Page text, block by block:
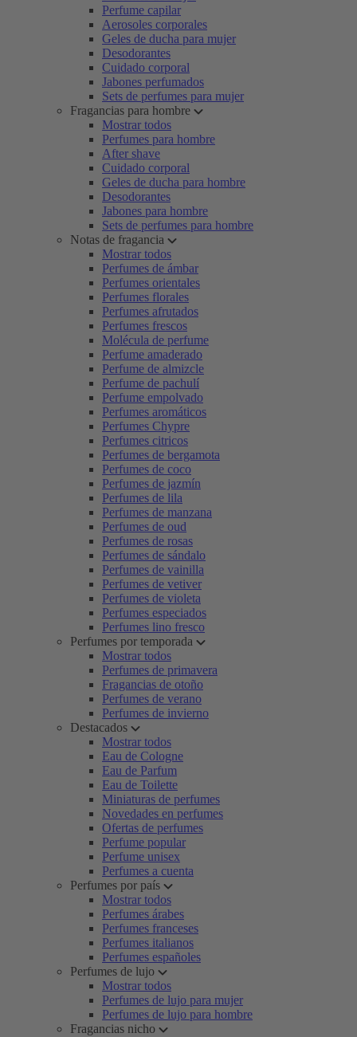
Perfume capilar
Aerosoles corporales
Geles de ducha para mujer
Desodorantes
Cuidado corporal
Jabones perfumados
Sets de perfumes para mujer
Fragancias para hombre
Mostrar todos
Perfumes para hombre
After shave
Cuidado corporal
Geles de ducha para hombre
Desodorantes
Jabones para hombre
Sets de perfumes para hombre
Notas de fragancia
Mostrar todos
Perfumes de ámbar
Perfumes orientales
Perfumes florales
Perfumes afrutados
Perfumes frescos
Molécula de perfume
Perfume amaderado
Perfume de almizcle
Perfume de pachulí
Perfume empolvado
Perfumes aromáticos
Perfumes Chypre
Perfumes citricos
Perfumes de bergamota
Perfumes de coco
Perfumes de jazmín
Perfumes de lila
Perfumes de manzana
Perfumes de oud
Perfumes de rosas
Perfumes de sándalo
Perfumes de vainilla
Perfumes de vetiver
Perfumes de violeta
Perfumes especiados
Perfumes lino fresco
Perfumes por temporada
Mostrar todos
Perfumes de primavera
Fragancias de otoño
Perfumes de verano
Perfumes de invierno
Destacados
Mostrar todos
Eau de Cologne
Eau de Parfum
Eau de Toilette
Miniaturas de perfumes
Novedades en perfumes
Ofertas de perfumes
Perfume popular
Perfume unisex
Perfumes a cuenta
Perfumes por país
Mostrar todos
Perfumes árabes
Perfumes franceses
Perfumes italianos
Perfumes españoles
Perfumes de lujo
Mostrar todos
Perfumes de lujo para mujer
Perfumes de lujo para hombre
Fragancias nicho